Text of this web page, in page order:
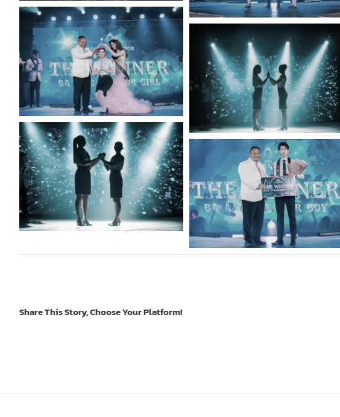
Share This Story, Choose Your Platform!